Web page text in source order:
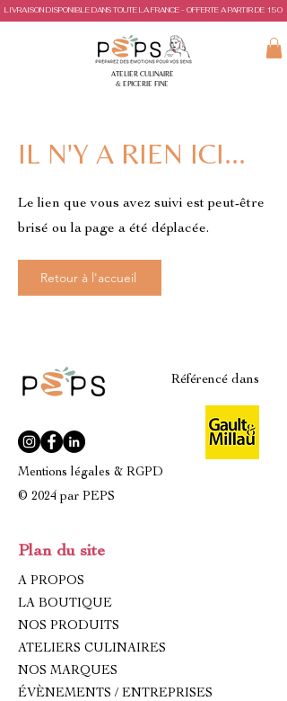
LIVRAISON DISPONIBLE DANS TOUTE LA FRANCE - OFFERTE A PARTIR DE 150€
ATELIER CULINAIRE
& EPICERIE FINE
IL N'Y A RIEN ICI...
Le lien que vous avez suivi est peut-être
brisé ou la page a été déplacée.
Retour à l'accueil
Référencé dans
Mentions légales & RGPD
© 2024 par PEPS
Plan du site
A PROPOS
LA BOUTIQUE
NOS PRODUITS
ATELIERS CULINAIRES
NOS MARQUES
ÉVÈNEMENTS / ENTREPRISES